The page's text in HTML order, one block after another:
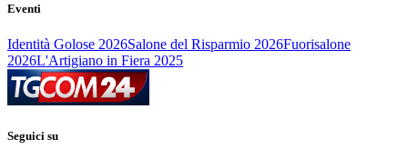
Eventi
Identità Golose 2026Salone del Risparmio 2026Fuorisalone
2026L'Artigiano in Fiera 2025
Seguici su